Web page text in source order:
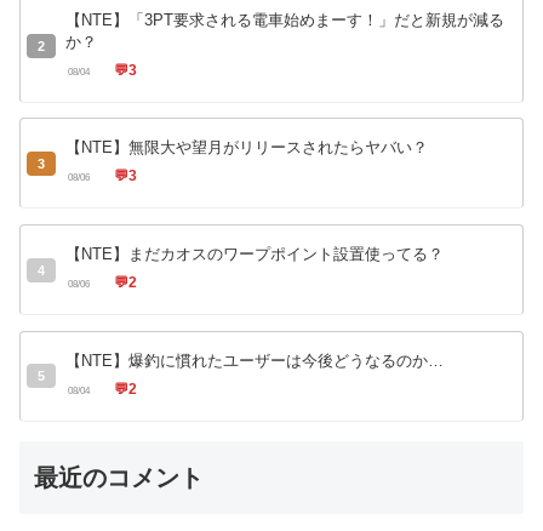
2
【NTE】「3PT要求される電車始めまーす！」だと新規が減る
か？
08/04 💬3
3
【NTE】無限大や望月がリリースされたらヤバい？
08/06 💬3
4
【NTE】まだカオスのワープポイント設置使ってる？
08/06 💬2
5
【NTE】爆釣に慣れたユーザーは今後どうなるのか…
08/04 💬2
最近のコメント